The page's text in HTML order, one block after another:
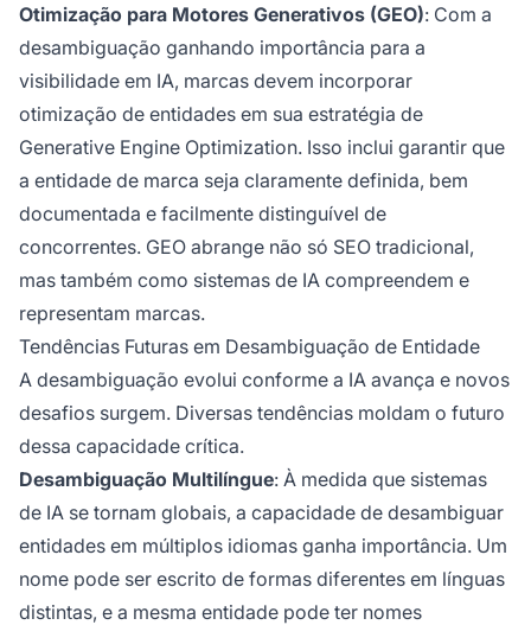
Otimização para Motores Generativos (GEO): Com a
desambiguação ganhando importância para a
visibilidade em IA, marcas devem incorporar
otimização de entidades em sua estratégia de
Generative Engine Optimization. Isso inclui garantir que
a entidade de marca seja claramente definida, bem
documentada e facilmente distinguível de
concorrentes. GEO abrange não só SEO tradicional,
mas também como sistemas de IA compreendem e
representam marcas.
Tendências Futuras em Desambiguação de Entidade
A desambiguação evolui conforme a IA avança e novos
desafios surgem. Diversas tendências moldam o futuro
dessa capacidade crítica.
Desambiguação Multilíngue: À medida que sistemas
de IA se tornam globais, a capacidade de desambiguar
entidades em múltiplos idiomas ganha importância. Um
nome pode ser escrito de formas diferentes em línguas
distintas, e a mesma entidade pode ter nomes